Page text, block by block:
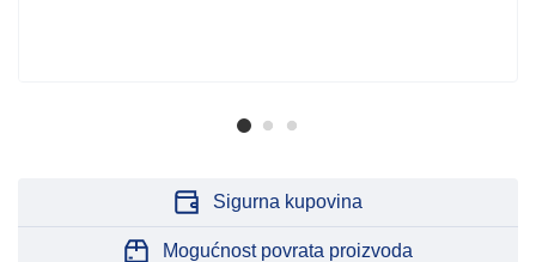
Sigurna kupovina
Mogućnost povrata proizvoda